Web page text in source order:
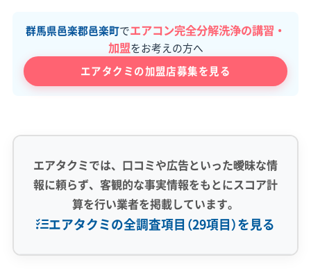
群馬県邑楽郡邑楽町でエアコン完全分解洗浄の講習・
加盟をお考えの方へ
エアタクミの加盟店募集を見る
エアタクミでは、口コミや広告といった曖昧な情
報に頼らず、客観的な事実情報をもとにスコア計
算を行い業者を掲載しています。
エアタクミの全調査項目（29項目）を見る